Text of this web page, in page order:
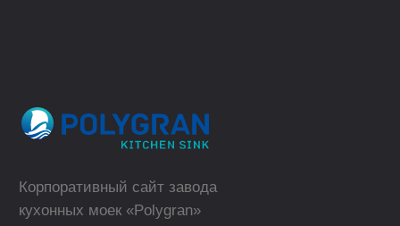
КАТАЛОГ
Смесители для кухни
Аксессуары к мойкам
ТОРГОВЫЕ МАРКИ
QuartzBond
Tolero